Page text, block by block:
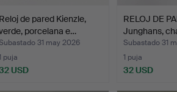
Reloj de pared Kienzle,
porcelana e…
31 may 2026
puja
USD
RELOJ DE
Junghans,
añ…
Subastado 31
1 puja
32 USD